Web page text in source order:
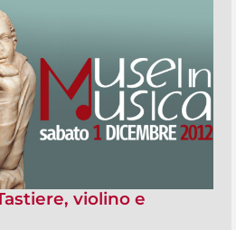
violino e